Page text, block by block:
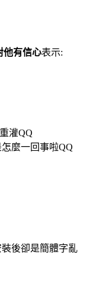
他有信心表示:
灌QQ
麼一回事啦QQ
後卻是簡體字亂